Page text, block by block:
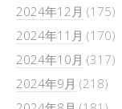
2024年12月 (175)
2024年11月 (170)
2024年10月 (317)
2024年9月 (218)